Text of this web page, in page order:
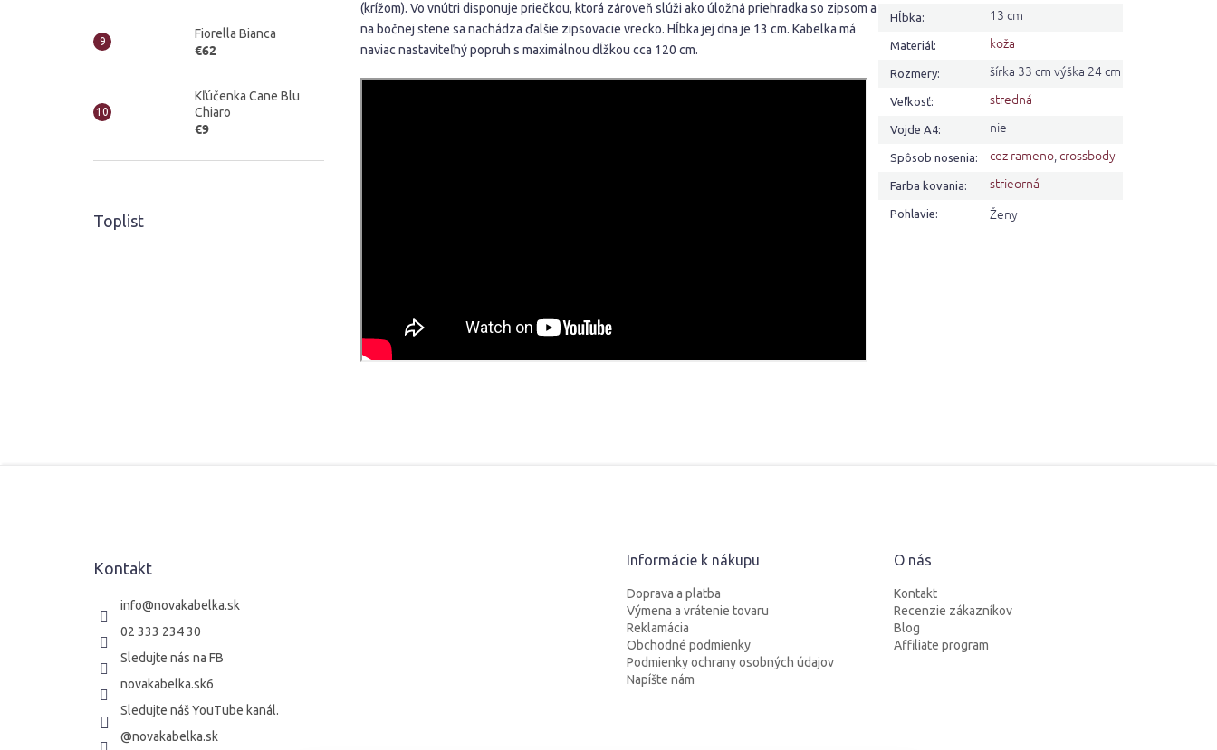
Fiorella Bianca
€62
Kľúčenka Cane Blu
Chiaro
€9
Toplist
(krížom). Vo vnútri disponuje priečkou, ktorá zároveň slúži ako úložná priehradka so zipsom a
na bočnej stene sa nachádza ďalšie zipsovacie vrecko. Hĺbka jej dna je 13 cm. Kabelka má
naviac nastaviteľný popruh s maximálnou dĺžkou cca 120 cm.
Hĺbka: 13 cm
Materiál: koža
Rozmery: šírka 33 cm výška 24 cm
Veľkosť: stredná
Vojde A4: nie
Spôsob nosenia: cez rameno,crossbody
Farba kovania: strieorná
Pohlavie: Ženy
Kontakt
info@novakabelka.sk
02 333 234 30
Sledujte nás na FB
novakabelka.sk6
Sledujte náš YouTube kanál.
@novakabelka.sk
Informácie k nákupu
Doprava a platba
Výmena a vrátenie tovaru
Reklamácia
Obchodné podmienky
Podmienky ochrany osobných údajov
Napíšte nám
O nás
Kontakt
Recenzie zákazníkov
Blog
Affiliate program